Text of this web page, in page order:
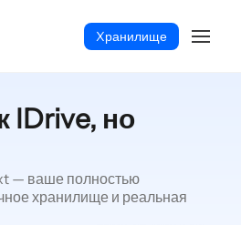
Xранилище
IDrive, но
— ваше полностью
хранилище и реальная